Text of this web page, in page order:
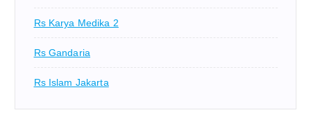
Rs Karya Medika 2
Rs Gandaria
Rs Islam Jakarta